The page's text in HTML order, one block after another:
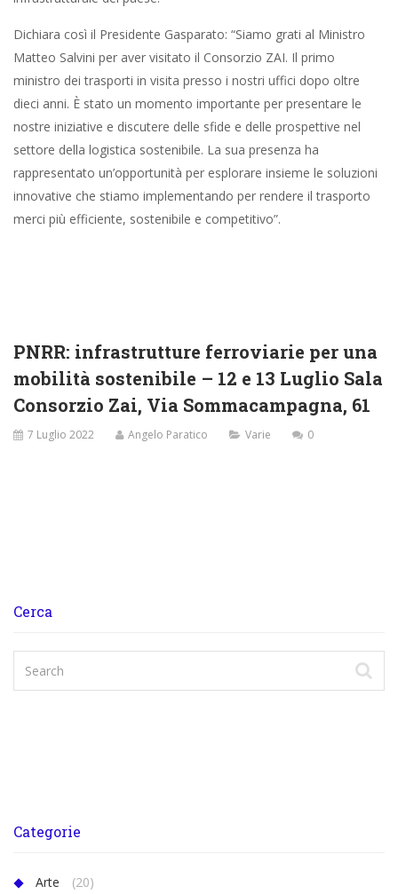
Dichiara così il Presidente Gasparato: “Siamo grati al Ministro
Matteo Salvini per aver visitato il Consorzio ZAI. Il primo
ministro dei trasporti in visita presso i nostri uffici dopo oltre
dieci anni. È stato un momento importante per presentare le
nostre iniziative e discutere delle sfide e delle prospettive nel
settore della logistica sostenibile. La sua presenza ha
rappresentato un’opportunità per esplorare insieme le soluzioni
innovative che stiamo implementando per rendere il trasporto
merci più efficiente, sostenibile e competitivo”.
PNRR: infrastrutture ferroviarie per una
mobilità sostenibile – 12 e 13 Luglio Sala
Consorzio Zai, Via Sommacampagna, 61
7 Luglio 2022 Angelo Paratico Varie 0
Cerca
Categorie
Arte
(20)